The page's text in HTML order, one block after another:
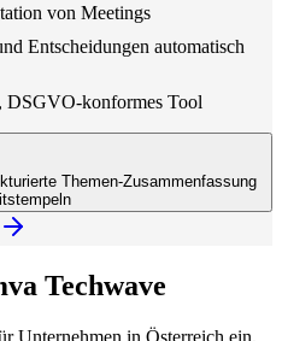
von Meetings
Entscheidungen automatisch
DSGVO-konformes Tool
Themen-Zusammenfassung
Techwave